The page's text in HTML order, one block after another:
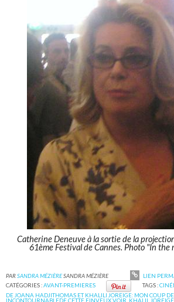
Catherine Deneuve à la sortie de la
61ème Festival de Cannes. Photo "In the
PARSANDRA MÉZIÈRESANDRA MÉZIÈRE LIEN
CATÉGORIES :AVANT-PREMIERES TAGS :
DE JOANA HADJITHOMAS ET KHALILI JOREIGE: MON COUP
INCONTOURNABLEDE CETTE FINVEUX VOIR KHALIL JOREIGE